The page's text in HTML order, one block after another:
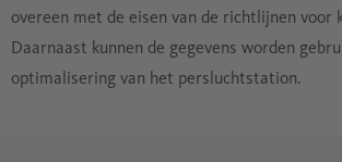
overeen met de eisen van de richtlijnen voor
Daarnaast kunnen de gegevens worden
optimalisering van het persluchtstation.